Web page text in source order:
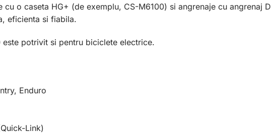
o caseta HG+ (de exemplu, CS-M6100) si angrenaje cu angrenaj
eficienta si fiabila.
potrivit si pentru biciclete electrice.
Enduro
Link)